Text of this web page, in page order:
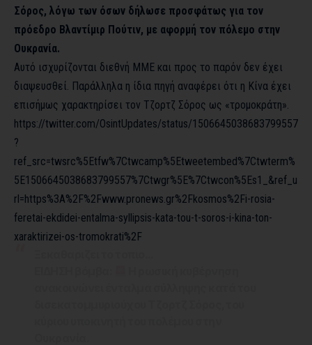
Σόρος, λόγω των όσων δήλωσε προσφάτως για τον
πρόεδρο Βλαντίμιρ Πούτιν, με αφορμή τον πόλεμο στην
Ουκρανία.
Αυτό ισχυρίζονται διεθνή ΜΜΕ και προς το παρόν δεν έχει
διαψευσθεί. Παράλληλα η ίδια πηγή αναφέρει ότι η Κίνα έχει
επισήμως χαρακτηρίσει τον Τζορτζ Σόρος ως «τρομοκράτη».
https://twitter.com/OsintUpdates/status/1506645038683799557
?
ref_src=twsrc%5Etfw%7Ctwcamp%5Etweetembed%7Ctwterm%
5E1506645038683799557%7Ctwgr%5E%7Ctwcon%5Es1_&ref_u
rl=https%3A%2F%2Fwww.pronews.gr%2Fkosmos%2Fi-rosia-
feretai-ekdidei-entalma-syllipsis-kata-tou-t-soros-i-kina-ton-
xaraktirizei-os-tromokrati%2F